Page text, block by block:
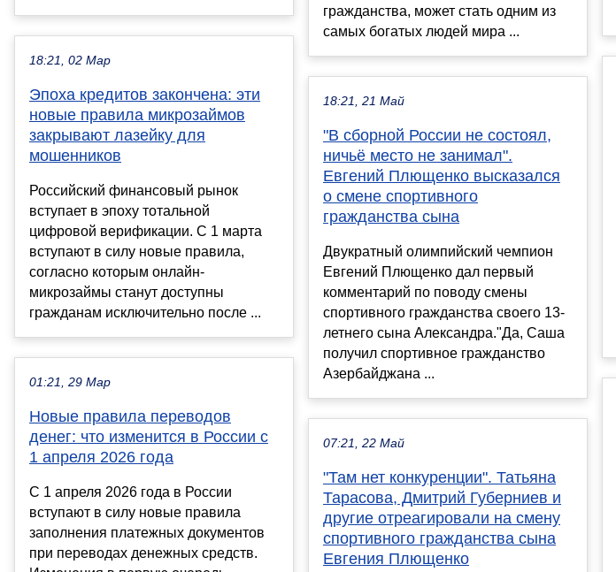
18:21, 02 Мар
Эпоха кредитов закончена: эти
новые правила микрозаймов
закрывают лазейку для
мошенников
Российский финансовый рынок
вступает в эпоху тотальной
цифровой верификации. С 1 марта
вступают в силу новые правила,
согласно которым онлайн-
микрозаймы станут доступны
гражданам исключительно после ...
01:21, 29 Мар
Новые правила переводов
денег: что изменится в России с
1 апреля 2026 года
С 1 апреля 2026 года в России
вступают в силу новые правила
заполнения платежных документов
при переводах денежных средств.
гражданства, может стать одним из
самых богатых людей мира ...
18:21, 21 Май
"В сборной России не состоял,
ничьё место не занимал".
Евгений Плющенко высказался
о смене спортивного
гражданства сына
Двукратный олимпийский чемпион
Евгений Плющенко дал первый
комментарий по поводу смены
спортивного гражданства своего 13-
летнего сына Александра."Да, Саша
получил спортивное гражданство
Азербайджана ...
07:21, 22 Май
"Там нет конкуренции". Татьяна
Тарасова, Дмитрий Губерниев и
другие отреагировали на смену
спортивного гражданства сына
Евгения Плющенко